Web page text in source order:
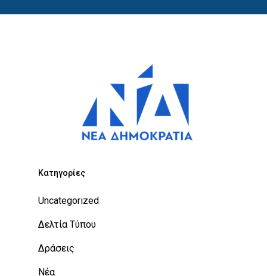
Kατηγορίες
Uncategorized
Δελτία Τύπου
Δράσεις
Νέα